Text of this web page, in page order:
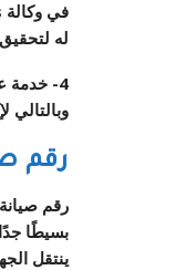
في وكالة
له
4- خدمة
رقم
رقم صيانة
بسيطًا
ينتقل